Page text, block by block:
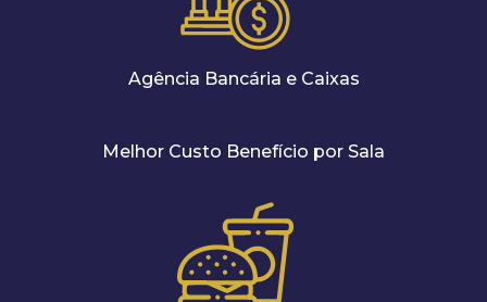
Agência Bancária e Caixas
Melhor Custo Benefício por Sala